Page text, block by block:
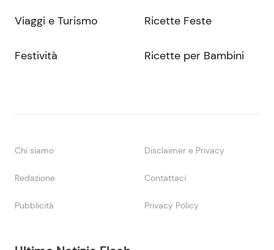
Viaggi e Turismo
Festività
Ricette Feste
Ricette per Bambini
Chi siamo Disclaimer e Privacy
Redazione Contattaci
Pubblicità Privacy Policy